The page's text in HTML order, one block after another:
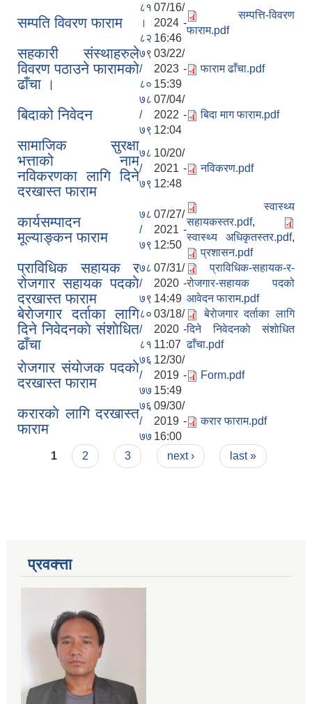
सम्पति विवरण फाराम
८१
।
८२
07/16/
2024 -
16:46
सम्पत्ति-विवरण
फाराम.pdf
सहकारी संस्थाहरुले
विवरण पठाउने फारामको
ढाँचा ।
७९
/
८०
03/22/
2023 -
15:39
फाराम ढाँचा.pdf
बिदाको निवेदन
७८
/
७९
07/04/
2022 -
12:04
बिदा माग फाराम.pdf
सामाजिक सुरक्षा
भत्ताको नाम
नविकरणका लागि दिने
दरखास्त फाराम
७८
/
७९
10/20/
2021 -
12:48
नविकरण.pdf
कार्यसम्पादन
मूल्याङ्कन फाराम
७८
/
७९
07/27/
2021 -
12:50
स्वास्थ्य
सहायकस्तर.pdf,
स्वास्थ्य अधिकृतस्तर.pdf,
प्रशासन.pdf
प्राविधिक सहायक र
रोजगार सहायक पदकाे
दरखास्त फाराम
७८
/
७९
07/31/
2020 -
14:49
प्राविधिक-सहायक-र-
रोजगार-सहायक पदको
आवेदन फाराम.pdf
बेराेजगार दर्ताका लागि
दिने निवेदनकाे संशाेधित
ढाँचा
८०
/
८१
03/18/
2020 -
11:07
बेराेजगार दर्ताका लागि
दिने निवेदनकाे संशाेधित
ढाँचा.pdf
राेजगार संयाेजक पदकाे
दरखास्त फाराम
७६
/
७७
12/30/
2019 -
15:49
Form.pdf
करारकाे लागि दरखास्त
फाराम
७६
/
७७
09/30/
2019 -
16:00
करार फाराम.pdf
Pages
1 2 3 next › last »
प्रवक्त्ता